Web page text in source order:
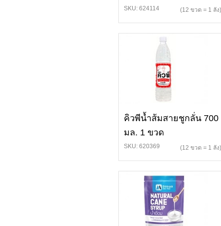
SKU: 624114 (12 ขวด = 1 ลัง)
คิวพีน้ำส้มสายชูกลั่น 700
มล. 1 ขวด
SKU: 620369 (12 ขวด = 1 ลัง)